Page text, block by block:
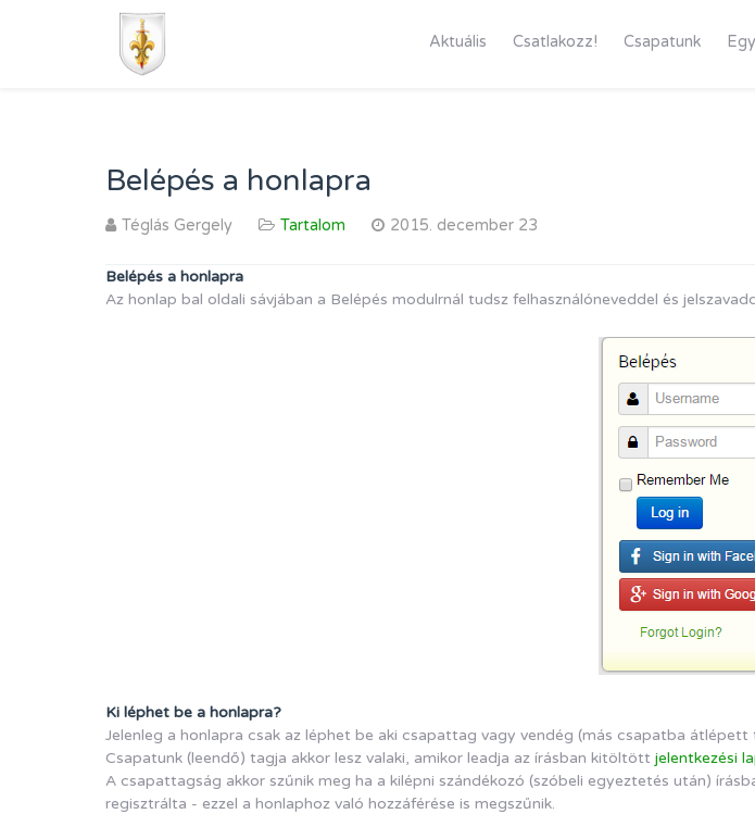
Aktuális Csatlakozz! Csapatunk
Belépés a honlapra
Téglás Gergely Tartalom 2015. december 23
Belépés a honlapra
Az honlap bal oldali sávjában a Belépés modulrnál tudsz felhasználóneveddel és
Ki léphet be a honlapra?
Jelenleg a honlapra csak az léphet be aki csapattag vagy vendég (más csapatba
Csapatunk (leendő) tagja akkor lesz valaki, amikor leadja az írásban kitöltött jelentkezési
A csapattagság akkor szűnik meg ha a kilépni szándékozó (szóbeli egyeztetés után)
regisztrálta - ezzel a honlaphoz való hozzáférése is megszűnik.